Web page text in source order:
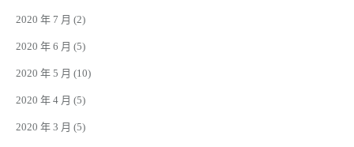
2020 年 7 月 (2)
2020 年 6 月 (5)
2020 年 5 月 (10)
2020 年 4 月 (5)
2020 年 3 月 (5)